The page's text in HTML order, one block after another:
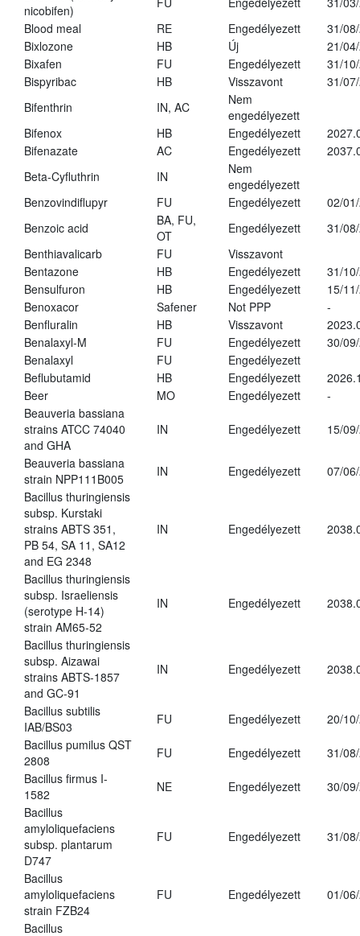
nicobifen)
Blood meal
RE Engedélyezett
31/
Bixlozone
HB Új
21/
Bixafen
FU Engedélyezett
31/
Bispyribac
HB Visszavont
31/
Bifenthrin
IN, AC
Nem
engedélyezett
Bifenox
HB Engedélyezett
Bifenazate
AC Engedélyezett
Beta-Cyfluthrin
IN
Nem
engedélyezett
Benzovindiflupyr
FU Engedélyezett
02/
Benzoic acid
BA, FU,
OT
Engedélyezett
31/
Benthiavalicarb
FU
Visszavont
Bentazone
HB Engedélyezett
31/
Bensulfuron
HB Engedélyezett
15/
Benoxacor
Safener Not PPP
-
Benfluralin
HB Visszavont
Benalaxyl-M
FU Engedélyezett
30/
Benalaxyl
FU
Engedélyezett
Beflubutamid
HB Engedélyezett
Beer
MO Engedélyezett
-
Beauveria bassiana
strains ATCC 74040
and GHA
IN Engedélyezett 15/
Beauveria bassiana
strain NPP111B005
IN Engedélyezett
07/
Bacillus thuringiensis
subsp. Kurstaki
strains ABTS 351,
PB 54, SA 11, SA12
and EG 2348
IN Engedélyezett
Bacillus thuringiensis
subsp. Israeliensis
(serotype H-14)
strain AM65-52
IN Engedélyezett
Bacillus thuringiensis
subsp. Aizawai
strains ABTS-1857
and GC-91
IN Engedélyezett
Bacillus subtilis
IAB/BS03
FU Engedélyezett
20/
Bacillus pumilus QST
2808
FU Engedélyezett
31/
Bacillus firmus I-
1582
NE Engedélyezett
30/
Bacillus
amyloliquefaciens
subsp. plantarum
D747
FU Engedélyezett 31/
Bacillus
amyloliquefaciens
strain FZB24
FU Engedélyezett 01/
Bacillus